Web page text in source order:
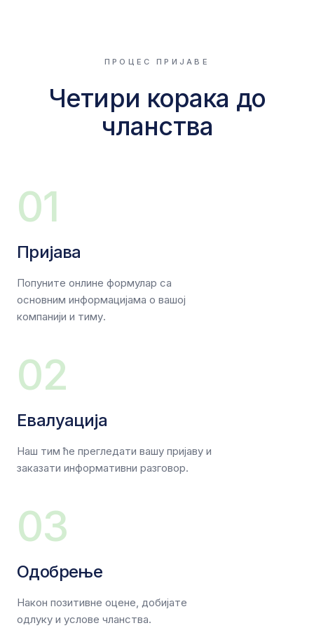
ПРОЦЕС ПРИЈАВЕ
Четири корака до
чланства
01
Пријава
Попуните онлине формулар са
основним информацијама о вашој
компанији и тиму.
02
Евалуација
Наш тим ће прегледати вашу пријаву и
заказати информативни разговор.
03
Одобрење
Након позитивне оцене, добијате
одлуку и услове чланства.